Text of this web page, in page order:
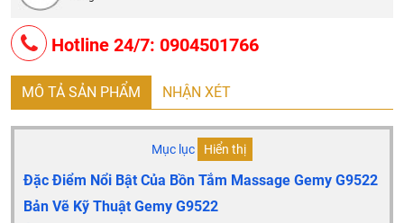
Hotline 24/7: 0904501766
MÔ TẢ SẢN PHẨM NHẬN XÉT
Mục lục Hiển thị
Đặc Điểm Nổi Bật Của Bồn Tắm Massage Gemy G9522
Bản Vẽ Kỹ Thuật Gemy G9522